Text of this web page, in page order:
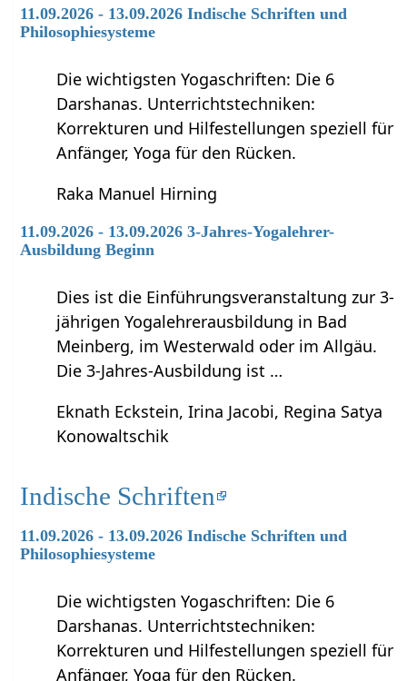
11.09.2026 - 13.09.2026 Indische Schriften und
Philosophiesysteme
Die wichtigsten Yogaschriften: Die 6
Darshanas. Unterrichtstechniken:
Korrekturen und Hilfestellungen speziell für
Anfänger, Yoga für den Rücken.
Raka Manuel Hirning
11.09.2026 - 13.09.2026 3-Jahres-Yogalehrer-
Ausbildung Beginn
Dies ist die Einführungsveranstaltung zur 3-
jährigen Yogalehrerausbildung in Bad
Meinberg, im Westerwald oder im Allgäu.
Die 3-Jahres-Ausbildung ist …
Eknath Eckstein, Irina Jacobi, Regina Satya
Konowaltschik
Indische Schriften
11.09.2026 - 13.09.2026 Indische Schriften und
Philosophiesysteme
Die wichtigsten Yogaschriften: Die 6
Darshanas. Unterrichtstechniken:
Korrekturen und Hilfestellungen speziell für
Anfänger, Yoga für den Rücken.